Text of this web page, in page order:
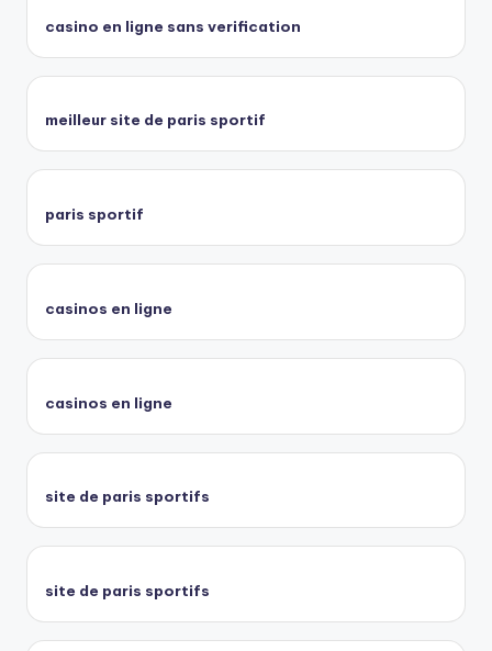
casino en ligne sans verification
meilleur site de paris sportif
paris sportif
casinos en ligne
casinos en ligne
site de paris sportifs
site de paris sportifs